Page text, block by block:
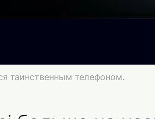
таинственным телефоном.